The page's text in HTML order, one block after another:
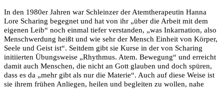
In den 1980er Jahren war Schleinzer der Atemtherapeutin Hanna
Lore Scharing begegnet und hat von ihr „über die Arbeit mit dem
eigenen Leib“ noch einmal tiefer verstanden, „was Inkarnation, also
Menschwerdung heißt und wie sehr der Mensch Einheit von Körper,
Seele und Geist ist“. Seitdem gibt sie Kurse in der von Scharing
initiierten Übungsweise „Rhythmus. Atem. Bewegung“ und erreicht
damit auch Menschen, die nicht an Gott glauben und doch spüren,
dass es da „mehr gibt als nur die Materie“. Auch auf diese Weise ist
sie ihrem frühen Anliegen, heilen und begleiten zu wollen, nahe